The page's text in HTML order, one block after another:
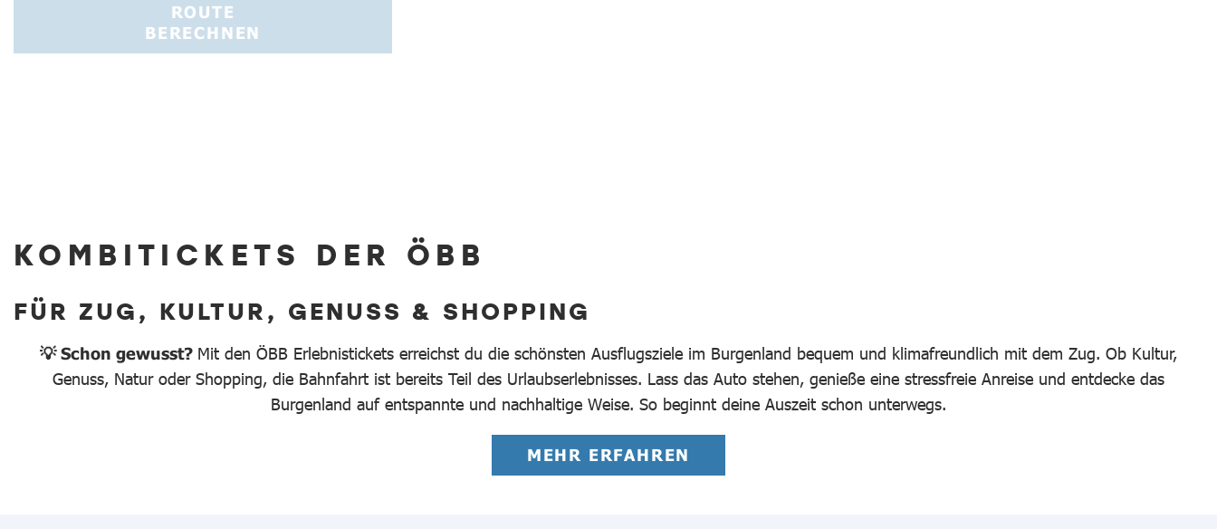
ROUTE
BERECHNEN
KOMBITICKETS DER ÖBB
FÜR ZUG, KULTUR, GENUSS & SHOPPING
💡 Schon gewusst? Mit den ÖBB Erlebnistickets erreichst du die schönsten Ausflugsziele im Burgenland bequem und klimafreundlich mit dem Zug. Ob Kultur,
Genuss, Natur oder Shopping, die Bahnfahrt ist bereits Teil des Urlaubserlebnisses. Lass das Auto stehen, genieße eine stressfreie Anreise und entdecke das
Burgenland auf entspannte und nachhaltige Weise. So beginnt deine Auszeit schon unterwegs.
MEHR ERFAHREN